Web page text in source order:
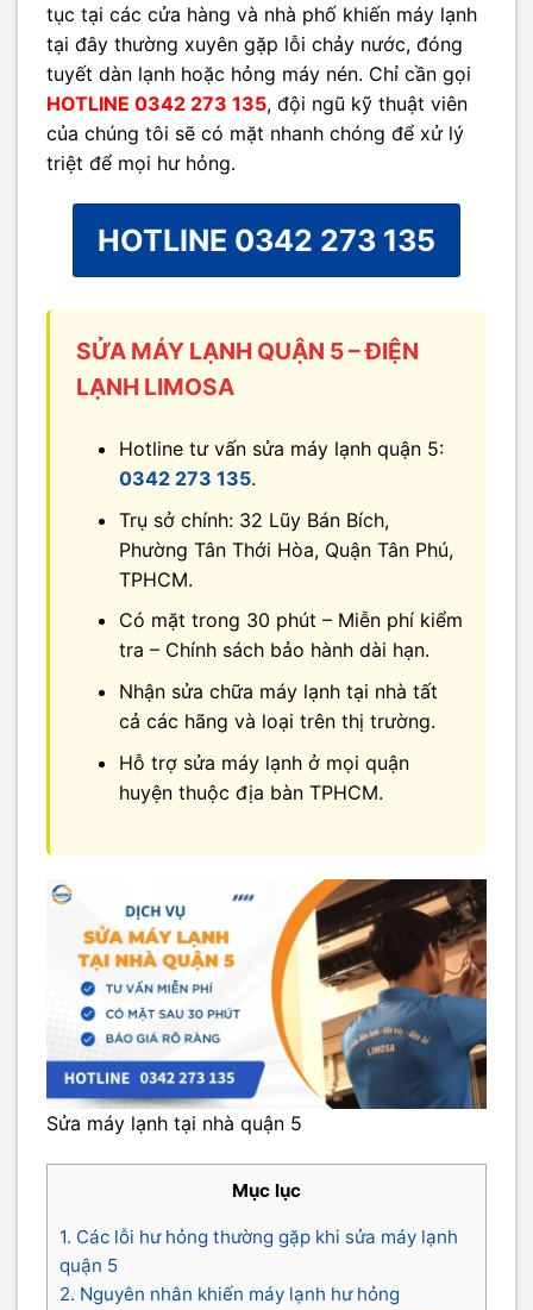
tục tại các cửa hàng và nhà phố khiến máy lạnh
tại đây thường xuyên gặp lỗi chảy nước, đóng
tuyết dàn lạnh hoặc hỏng máy nén. Chỉ cần gọi
HOTLINE 0342 273 135, đội ngũ kỹ thuật viên
của chúng tôi sẽ có mặt nhanh chóng để xử lý
triệt để mọi hư hỏng.
HOTLINE 0342 273 135
SỬA MÁY LẠNH QUẬN 5 – ĐIỆN
LẠNH LIMOSA
Hotline tư vấn sửa máy lạnh quận 5:
0342 273 135.
Trụ sở chính: 32 Lũy Bán Bích,
Phường Tân Thới Hòa, Quận Tân Phú,
TPHCM.
Có mặt trong 30 phút – Miễn phí kiểm
tra – Chính sách bảo hành dài hạn.
Nhận sửa chữa máy lạnh tại nhà tất
cả các hãng và loại trên thị trường.
Hỗ trợ sửa máy lạnh ở mọi quận
huyện thuộc địa bàn TPHCM.
Sửa máy lạnh tại nhà quận 5
Mục lục
1. Các lỗi hư hỏng thường gặp khi sửa máy lạnh
quận 5
2. Nguyên nhân khiến máy lạnh hư hỏng